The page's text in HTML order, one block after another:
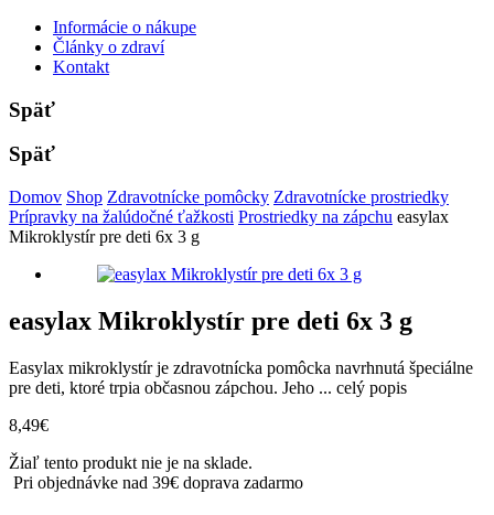
Informácie o nákupe
Články o zdraví
Kontakt
Späť
Späť
Domov Shop Zdravotnícke pomôcky Zdravotnícke prostriedky
Prípravky na žalúdočné ťažkosti Prostriedky na zápchu easylax
Mikroklystír pre deti 6x 3 g
easylax Mikroklystír pre deti 6x 3 g
Easylax mikroklystír je zdravotnícka pomôcka navrhnutá špeciálne
pre deti, ktoré trpia občasnou zápchou. Jeho ... celý popis
8,49€
Žiaľ tento produkt nie je na sklade.
Pri objednávke nad 39€ doprava zadarmo